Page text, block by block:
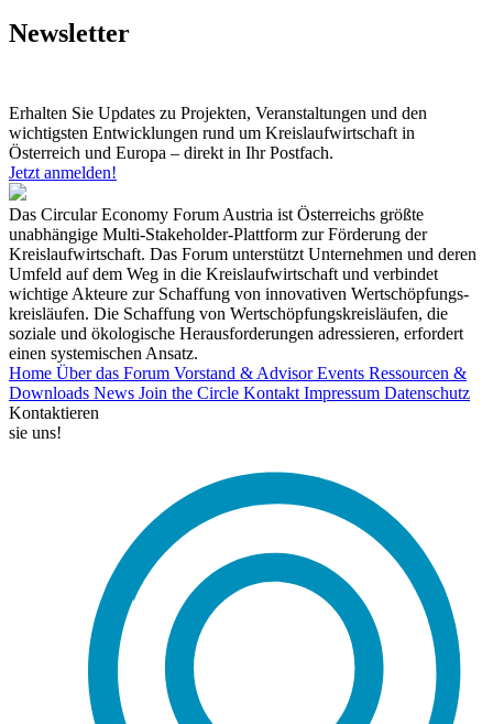
Newsletter
Erhalten Sie Updates zu Projekten, Veranstaltungen und den
wichtigsten Entwicklungen rund um Kreislaufwirtschaft in
Österreich und Europa – direkt in Ihr Postfach.
Jetzt anmelden!
Das Circular Economy Forum Austria ist Österreichs größte
unabhängige Multi-Stakeholder-Plattform zur Förderung der
Kreislaufwirtschaft. Das Forum unterstützt Unternehmen und deren
Umfeld auf dem Weg in die Kreislaufwirtschaft und verbindet
wichtige Akteure zur Schaffung von innovativen Wertschöpfungs-
kreisläufen. Die Schaffung von Wertschöpfungskreisläufen, die
soziale und ökologische Herausforderungen adressieren, erfordert
einen systemischen Ansatz.
Home Über das Forum Vorstand & AdvisorEvents Ressourcen &
Downloads News Join the Circle Kontakt Impressum Datenschutz
Kontaktieren
sie uns!